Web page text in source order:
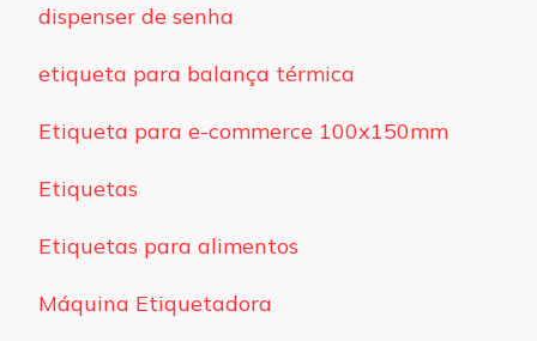
dispenser de senha
etiqueta para balança térmica
Etiqueta para e-commerce 100x150mm
Etiquetas
Etiquetas para alimentos
Máquina Etiquetadora